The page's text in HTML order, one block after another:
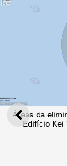
ANTERIOR
Áreas da
Edifício Kei